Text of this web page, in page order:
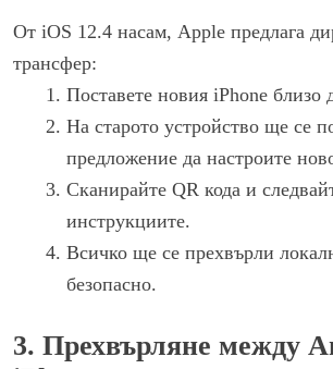
От iOS 12.4 насам, Apple предлага
трансфер:
Поставете новия iPhone близо
На старото устройство ще се
предложение да настроите
Сканирайте QR кода и
инструкциите.
Всичко ще се прехвърли
безопасно.
3. Прехвърляне между